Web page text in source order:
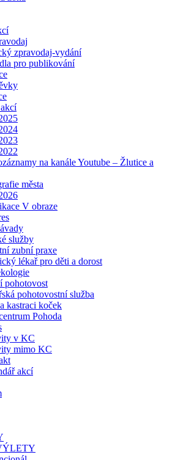
zpravodaj-vydání
pro publikování
na kanále Youtube – Žlutice a
města
V obraze
služby
zubní praxe
lékař pro děti a dorost
pohotovost
pohotovostní služba
kastraci koček
Pohoda
v KC
mimo KC
akcí